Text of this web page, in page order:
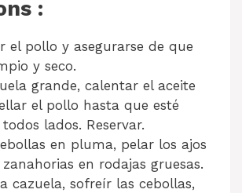
:
el pollo y asegurarse de que
y seco.
grande, calentar el aceite
el pollo hasta que esté
lados. Reservar.
en pluma, pelar los ajos
en rodajas gruesas.
cazuela, sofreír las cebollas,